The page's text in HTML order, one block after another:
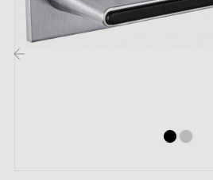
Découvrez notre sélection de
porte en chrome